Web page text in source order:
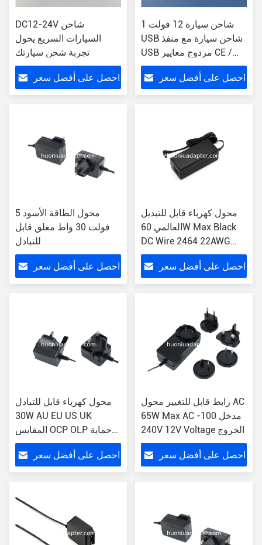
DC12-24V شاحن
السيارات السريع يحول
تجربة شحن سيارتك
احصل على أفضل سعر
شاحن سيارة 12 فولت 1
USB شاحن سيارة مع منفذ
USB مزدوج معايير CE /
ROHS / FCC
احصل على أفضل سعر
محول الطاقة الأسود 5
فولت 30 واط مغلق قابل
للتبادل
احصل على أفضل سعر
محول كهرباء قابل للتبديل
العالمي 60W Max Black
DC Wire 2464 22AWG
1.2M AU EU US UK
Version OCP OLP OVP
احصل على أفضل سعر
محول كهرباء قابل للتبادل
30W AU EU US UK
المقابس OCP OLP حماية
OVP
احصل على أفضل سعر
رابط قابل للتغيير محول AC
65W Max AC مدخل 100-
240V 12V Voltage الخروج
احصل على أفضل سعر